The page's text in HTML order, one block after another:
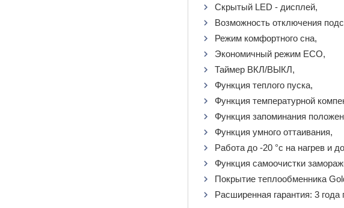
Скрытый LED - дисплей,
Возможность отключения
Режим комфортного сна,
Экономичный режим ECO,
Таймер ВКЛ/ВЫКЛ,
Функция теплого пуска,
Функция температурной
Функция запоминания
Функция умного оттаивания,
Работа до -20 °c на нагрев и
Функция самоочистки
Покрытие теплообменника
Расширенная гарантия: 3 года